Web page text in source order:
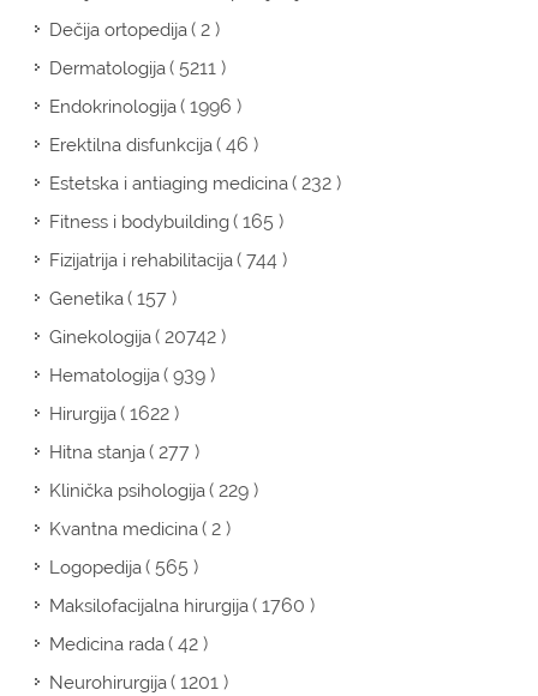
Dečija ortopedija( 2 )
Dermatologija( 5211 )
Endokrinologija( 1996 )
Erektilna disfunkcija( 46 )
Estetska i antiaging medicina( 232 )
Fitness i bodybuilding( 165 )
Fizijatrija i rehabilitacija( 744 )
Genetika( 157 )
Ginekologija( 20742 )
Hematologija( 939 )
Hirurgija( 1622 )
Hitna stanja( 277 )
Klinička psihologija( 229 )
Kvantna medicina( 2 )
Logopedija( 565 )
Maksilofacijalna hirurgija( 1760 )
Medicina rada( 42 )
Neurohirurgija( 1201 )